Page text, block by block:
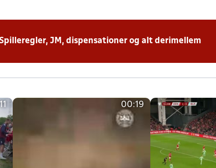
JM, dispensationer og alt derimellem
00:19